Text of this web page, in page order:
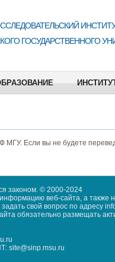
ГОСУДАРСТВЕННОГО
МГУ. Если вы не будете
законом. © 2000-2024
веб-сайта, а
свой вопрос по адресу
обязательно размещать
site@sinp.msu.ru